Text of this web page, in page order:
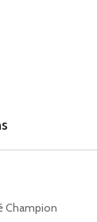
Champion